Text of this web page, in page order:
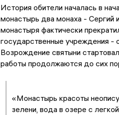
История обители началась в
монастырь два монаха - Сергий
монастыря фактически
государственные учреждения -
Возрождение святыни
работы продолжаются до сих
«Монастырь красоты
зелени, вода в озере с